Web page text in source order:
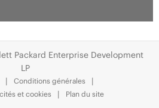
Packard Enterprise Development
LP
Conditions générales
et cookies
Plan du site